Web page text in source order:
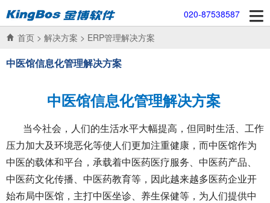
020-87538587
首页 > 解决方案 > ERP管理解决方案
中医馆信息化管理解决方案
中医馆信息化管理解决方案
当今社会，人们的生活水平大幅提高，但同时生活、工作
压力加大及环境恶化等使人们更加注重健康，而中医馆作为
中医的载体和平台，承载着中医药医疗服务、中医药产品、
中医药文化传播、中医药教育等，因此越来越多医药企业开
始布局中医馆，主打中医坐诊、养生保健等，为人们提供中